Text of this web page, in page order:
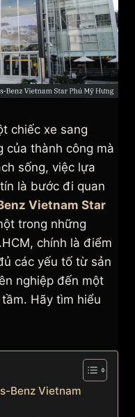
chiếc xe sang
của thành công mà
sống, việc lựa
là bước đi quan
Vietnam Star
trong những
chính là điểm
các yếu tố từ sản
nghiệp đến một
Hãy tìm hiểu
Benz Vietnam